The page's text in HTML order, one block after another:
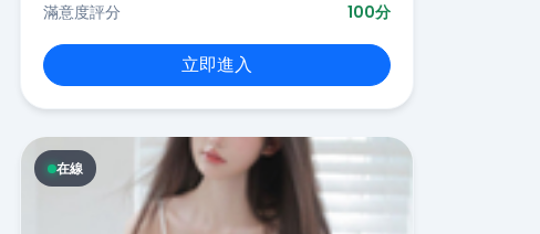
滿意度評分
100分
立即進入
在線